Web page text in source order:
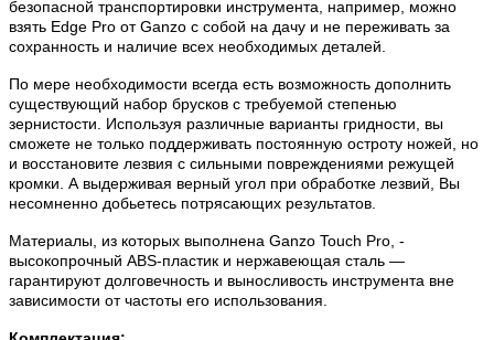
безопасной транспортировки инструмента, например, можно
взять Edge Pro от Ganzo с собой на дачу и не переживать за
сохранность и наличие всех необходимых деталей.
По мере необходимости всегда есть возможность дополнить
существующий набор брусков с требуемой степенью
зернистости. Используя различные варианты гридности, вы
сможете не только поддерживать постоянную остроту ножей, но
и восстановите лезвия с сильными повреждениями режущей
кромки. А выдерживая верный угол при обработке лезвий, Вы
несомненно добьетесь потрясающих результатов.
Материалы, из которых выполнена Ganzo Touch Pro, -
высокопрочный ABS-пластик и нержавеющая сталь —
гарантируют долговечность и выносливость инструмента вне
зависимости от частоты его использования.